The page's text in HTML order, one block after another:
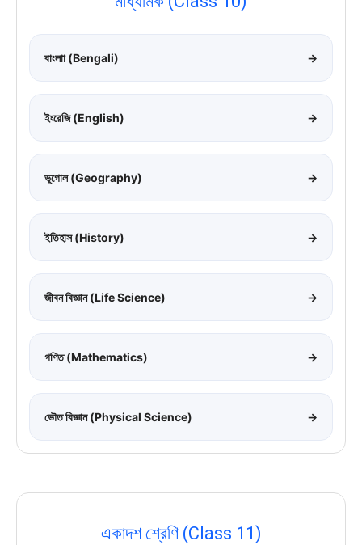
বাংলাা (Bengali) →
ইংরেজি (English) →
ভূগোল (Geography) →
ইতিহাস (History) →
জীবন বিজ্ঞান (Life Science) →
গণিত (Mathematics) →
ভৌত বিজ্ঞান (Physical Science) →
একাদশ শ্রেণি (Class 11)